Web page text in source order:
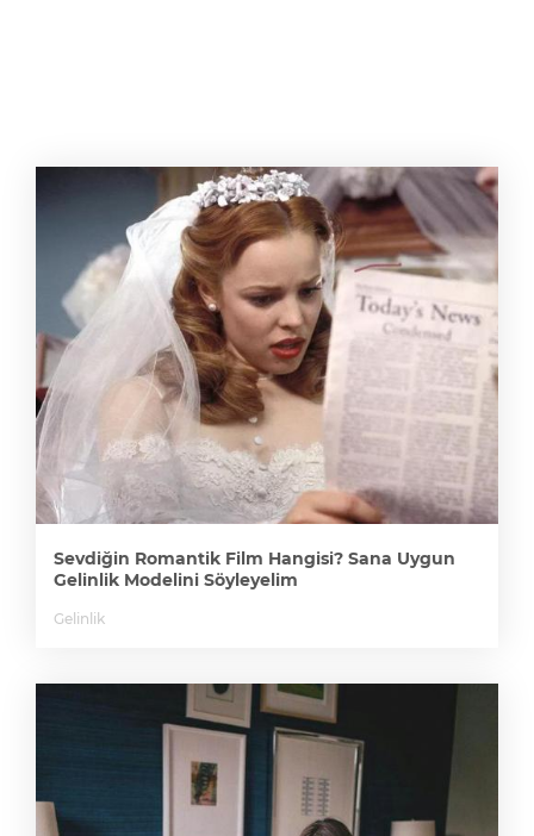
Sevdiğin Romantik Film Hangisi? Sana Uygun
Gelinlik Modelini Söyleyelim
Gelinlik